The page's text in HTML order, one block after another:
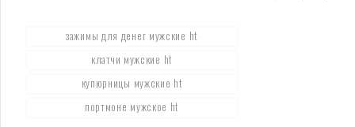
зажимы для денег мужские ht
клатчи мужские ht
купюрницы мужские ht
портмоне мужское ht